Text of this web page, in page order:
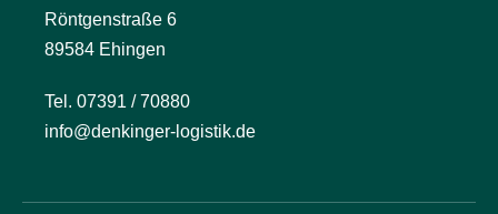
Röntgenstraße 6
89584 Ehingen
Tel. 07391 / 70880
info@denkinger-logistik.de